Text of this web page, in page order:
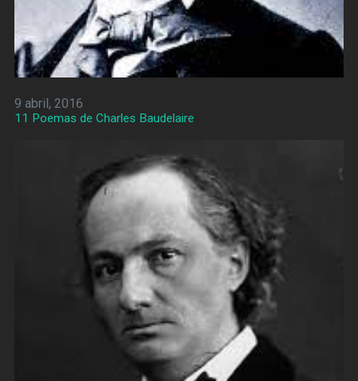
9 abril, 2016
11 Poemas de Charles Baudelaire